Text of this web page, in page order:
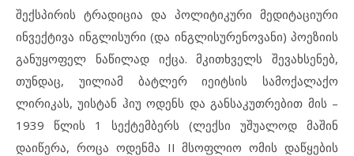
შექსპირის ტრადიცია და პოლიტიკური მედიტაციური
ინვექტივა ინგლისური (და ინგლისურენოვანი) პოეზიის
განუყოფელ ნაწილად იქცა. მკითხველს შევახსენებ,
თუნდაც, უილიამ ბატლერ იეიტსის სამოქალაქო
ლირიკას, უისტან ჰიუ ოდენს და განსაკუთრებით მის –
1939 წლის 1 სექტემბერს (ლექსი უშუალოდ მაშინ
დაიწერა, როცა ოდენმა II მსოფლიო ომის დაწყების